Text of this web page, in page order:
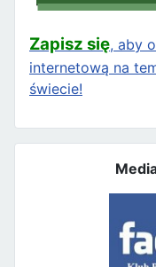
Zapisz się, aby
internetową na
świecie!